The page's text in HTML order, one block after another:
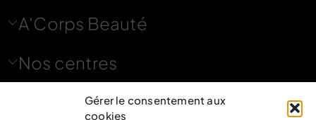
Gérer le consentement aux
cookies
A'Corps Beauté
Nos centres
Nous contacter